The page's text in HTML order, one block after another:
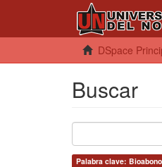
DSpace
Buscar
Palabra clave: